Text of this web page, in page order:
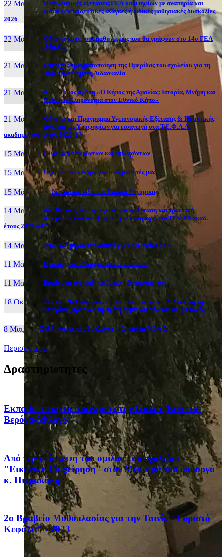
22 Μαι, 26
Πανελλαδικές εξετάσεις ΓΕΛ υποψηφίων με αναπηρία και
ειδικές εκπαιδευτικές ανάγκες ή ειδικές μαθησιακές δυσκολίες
2026
22 Μαι, 26
Οδηγίες προς τους μαθητές μας που θα γράψουν στο 14ο ΓΕΛ
Αθηνών
21 Μαι, 26
Επιτυχής πραγματοποίηση της Ημερίδας του σχολείου για τη
Διαφοροποιημένη Διδασκαλία
21 Μαι, 26
Καινοτόμος δράση «Ο Κήπος της Αμαλίας: Ιστορία, Μνήμη και
Βιώσιμη Κληρονομιά στον Εθνικό Κήπο»
21 Μαι, 26
Οδηγίες και Πρόγραμμα Υγειονομικής Εξέτασης & Πρακτικής
Δοκιμασίας Υποψηφίων για εισαγωγή στα Τ.Ε.Φ.Α.Α.,
ακαδημαϊκού έτους 2026-27
15 Μαι, 26 Πίνακας επιτυχόντων και επιλαχόντων
15 Μαι, 26 Εξεταστικά κέντρα για τους μαθητές μας
15 Μαι, 2026 Νέα ιστοσελίδα του Ομίλου Ρητορικής
14 Μαι, 26
Διευθύνσεις για την υγειονομική εξέταση και πρακτική
δοκιμασία των υποψηφίων για εισαγωγή στα ΤΕΦΑΑ ακαδ.
έτους 2026-2027
14 Μαι, 26 Yποβολή μηχανογραφικού για υποψηφίους 5%
11 Μαι, 26 Πρόγραμμα ενδοσχολικών εξετάσεων
11 Μαι, 26 Βράβευση του μαθητή Ιωάννη Χαραλάμπους
18 Οκτ, 25
2025-2026:Επιμόρφωση εκπαιδευτικών στη διδακτική της
Ιστορίας (Πρόσκληση, πρόγραμμα και δήλωση συμμετοχής)
8 Μαι, 26 Συζήτηση με τον βουλευτή κ. Δημήτρη Μάντζο
Περισσότερα
Δραστηριότητες
Eκπαιδευτική μετακίνηση στην Ιταλία (Βενετία-
Βερόνα-Μιλάνο)
Από την επίσκεψη του ομίλου του σχολείου
"Εικονική Επιχείρηση" στον Μέντορά του υπουργό
κ. Πιερακάκη
2ο Βραβείο Μυθοπλασίας για την Ταινία "Γυριστό
Κεφάλι;" - 2023